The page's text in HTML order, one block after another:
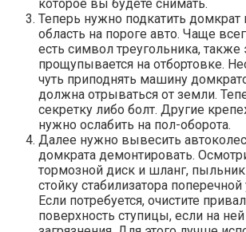
которое вы будете снимать.
Теперь нужно подкатить домкрат
область на пороге авто. Чаще
есть символ треугольника, также
прощупывается на отбортовке.
чуть приподнять машину
должна отрываться от земли.
секретку либо болт. Другие
нужно ослабить на пол-оборота.
Далее нужно вывесить
домкрата демонтировать.
тормозной диск и шланг,
стойку стабилизатора поперечной
Если потребуется, очистите
поверхность ступицы, если на ней